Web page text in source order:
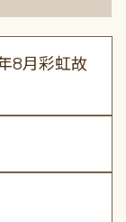
8月彩虹故